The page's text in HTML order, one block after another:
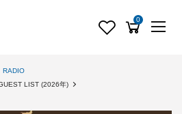
0
RADIO
LIST (2026年)